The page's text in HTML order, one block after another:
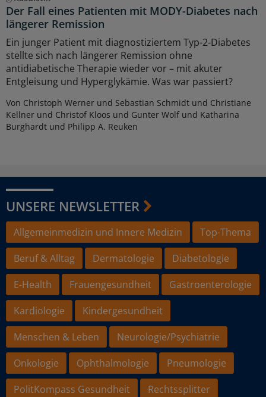
Der Fall eines Patienten mit MODY-Diabetes nach
längerer Remission
Ein junger Patient mit diagnostiziertem Typ-2-Diabetes
stellte sich nach längerer Remission ohne
antidiabetische Therapie wieder vor – mit akuter
Entgleisung und Hyperglykämie. Was war passiert?
Von Christoph Werner und Sebastian Schmidt und Christiane
Kellner und Christof Kloos und Gunter Wolf und Katharina
Burghardt und Philipp A. Reuken
UNSERE NEWSLETTER
Allgemeinmedizin und Innere Medizin
Top-Thema
Beruf & Alltag
Dermatologie
Diabetologie
E-Health
Frauengesundheit
Gastroenterologie
Kardiologie
Kindergesundheit
Menschen & Leben
Neurologie/Psychiatrie
Onkologie
Ophthalmologie
Pneumologie
PolitKompass Gesundheit
Rechtssplitter